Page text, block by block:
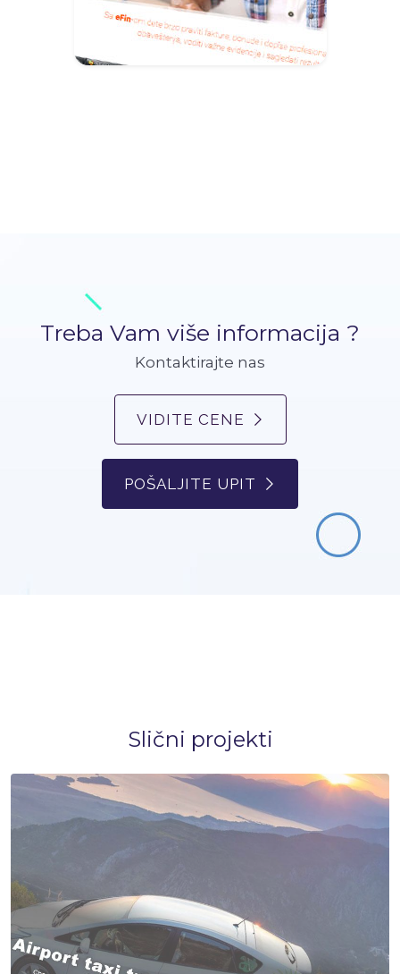
Treba Vam više informacija ?
Kontaktirajte nas
VIDITE CENE
POŠALJITE UPIT
Slični projekti